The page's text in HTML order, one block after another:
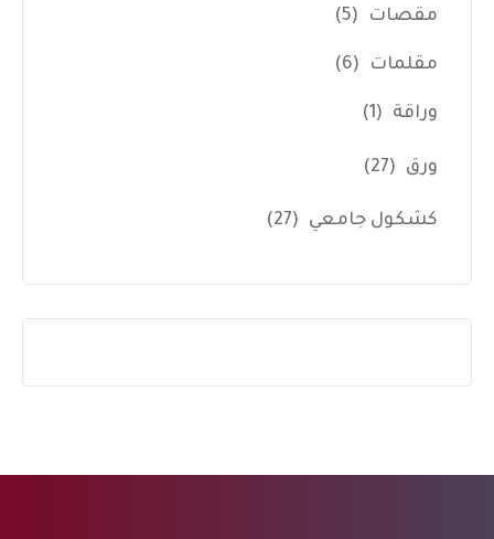
مقصات (5)
مقلمات (6)
وراقة (1)
ورق (27)
كشكول جامعي (27)